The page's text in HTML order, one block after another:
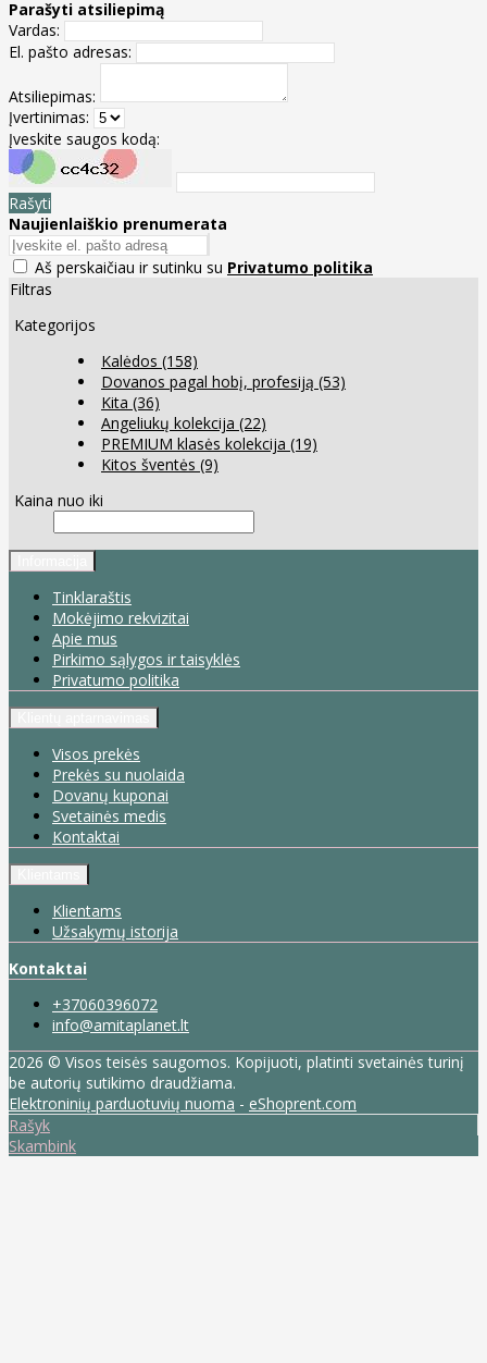
Parašyti atsiliepimą
Vardas:
El. pašto adresas:
Atsiliepimas:
Įvertinimas:
Įveskite saugos kodą:
Rašyti
Naujienlaiškio prenumerata
Aš perskaičiau ir sutinku su Privatumo politika
Filtras
Kategorijos
Kalėdos (158)
Dovanos pagal hobį, profesiją (53)
Kita (36)
Angeliukų kolekcija (22)
PREMIUM klasės kolekcija (19)
Kitos šventės (9)
Kaina nuo iki
Tinklaraštis
Mokėjimo rekvizitai
Apie mus
Pirkimo sąlygos ir taisyklės
Privatumo politika
Visos prekės
Prekės su nuolaida
Dovanų kuponai
Svetainės medis
Kontaktai
Klientams
Užsakymų istorija
Kontaktai
+37060396072
info@amitaplanet.lt
2026 © Visos teisės saugomos. Kopijuoti, platinti svetainės turinį
be autorių sutikimo draudžiama.
Elektroninių parduotuvių nuoma - eShoprent.com
Rašyk
Skambink